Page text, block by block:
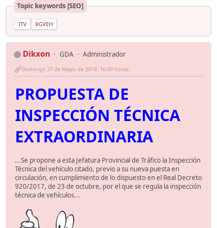
Topic keywords [SEO]
ITV RGVEH
Dikxon GDA Administrador
Domingo 27 de Mayo de 2018. 16:00 horas.
PROPUESTA DE
INSPECCIÓN TÉCNICA
EXTRAORDINARIA
...Se propone a esta Jefatura Provincial de Tráfico la Inspección
Técnica del vehículo citado, previo a su nueva puesta en
circulación, en cumplimiento de lo dispuesto en el Real Decreto
920/2017, de 23 de octubre, por el que se regula la inspección
técnica de vehículos...